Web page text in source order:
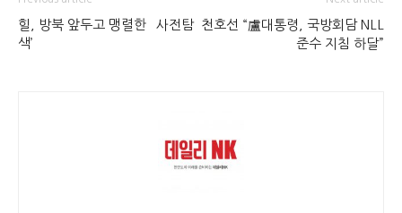
힐, 방북 앞두고 맹렬한 `사전탐
색’
천호선 “盧대통령, 국방회담 NLL
준수 지침 하달”